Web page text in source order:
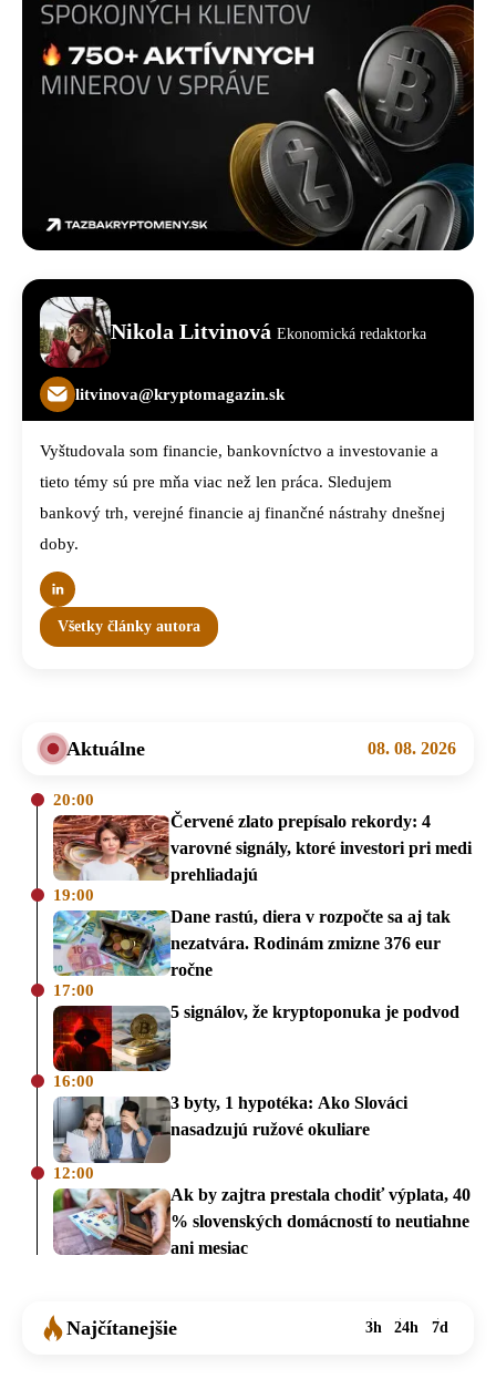
Nikola Litvinová Ekonomická redaktorka
litvinova@kryptomagazin.sk
Vyštudovala som financie, bankovníctvo a investovanie a
tieto témy sú pre mňa viac než len práca. Sledujem
bankový trh, verejné financie aj finančné nástrahy dnešnej
doby.
Všetky články autora
Aktuálne 08. 08. 2026
20:00
Červené zlato prepísalo rekordy: 4
varovné signály, ktoré investori pri medi
prehliadajú
19:00
Dane rastú, diera v rozpočte sa aj tak
nezatvára. Rodinám zmizne 376 eur
ročne
17:00
5 signálov, že kryptoponuka je podvod
16:00
3 byty, 1 hypotéka: Ako Slováci
nasadzujú ružové okuliare
12:00
Ak by zajtra prestala chodiť výplata, 40
% slovenských domácností to neutiahne
ani mesiac
Najčítanejšie 3h 24h 7d